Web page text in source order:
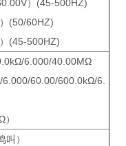
）(45-500HZ)
(50/60HZ)
(45-500HZ)
6.000/40.00MΩ
60.00/600.0kΩ/6.
）